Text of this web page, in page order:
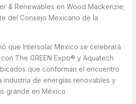
& Renewables en Wood Mackenzie;
del Consejo Mexicano de la
que Intersolar Mexico se celebrará
The GREEN Expo® y Aquatech
que conforman el encuentro
industria de energías renovables y
grande en México.